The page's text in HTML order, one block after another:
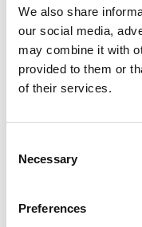
We also share
our social media,
may combine it with
provided to them or
of their services.
Selection
Necessary
Preferences
BLUE ELECTRIC
10M
738 SEK